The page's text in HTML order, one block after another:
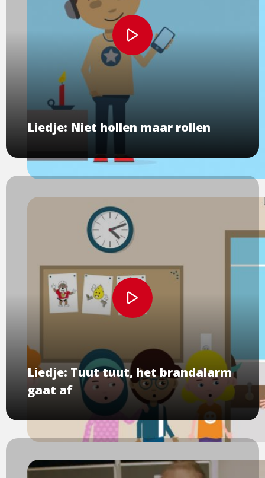
Bekijk
video
Liedje: Niet hollen maar rollen
Bekijk
video
Liedje: Tuut tuut, het brandalarm
gaat af